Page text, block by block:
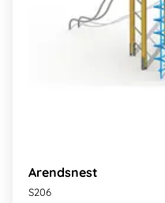
Arendsnest
S206